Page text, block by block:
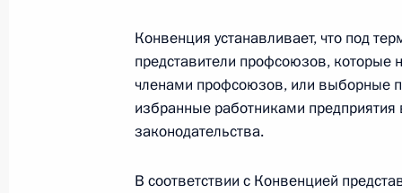
Встреча с руководителями
членов АТЭС
3 сентября 2012 года, 15:50
Конвенция устанавливает, что под
представители профсоюзов,
членами профсоюзов, или выборные
избранные работниками
законодательства.
В соответствии с Конвенцией